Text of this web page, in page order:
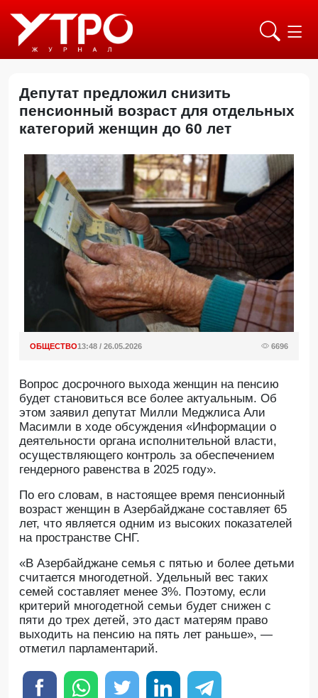
Депутат предложил снизить
пенсионный возраст для отдельных
категорий женщин до 60 лет
ОБЩЕСТВО13:48 / 26.05.2026 6696
Вопрос досрочного выхода женщин на пенсию
будет становиться все более актуальным. Об
этом заявил депутат Милли Меджлиса Али
Масимли в ходе обсуждения «Информации о
деятельности органа исполнительной власти,
осуществляющего контроль за обеспечением
гендерного равенства в 2025 году».
По его словам, в настоящее время пенсионный
возраст женщин в Азербайджане составляет 65
лет, что является одним из высоких показателей
на пространстве СНГ.
«В Азербайджане семья с пятью и более детьми
считается многодетной. Удельный вес таких
семей составляет менее 3%. Поэтому, если
критерий многодетной семьи будет снижен с
пяти до трех детей, это даст матерям право
выходить на пенсию на пять лет раньше», —
отметил парламентарий.